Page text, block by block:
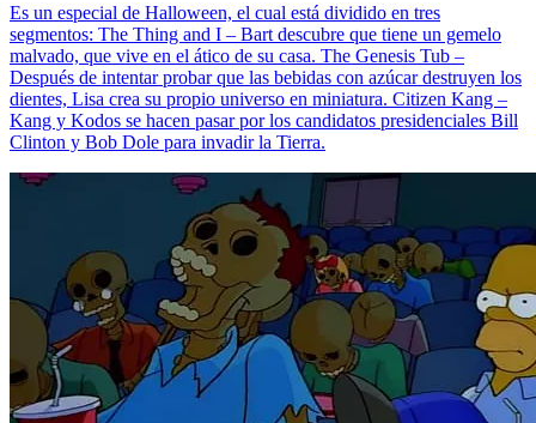
Es un especial de Halloween, el cual está dividido en tres
segmentos: The Thing and I – Bart descubre que tiene un gemelo
malvado, que vive en el ático de su casa. The Genesis Tub –
Después de intentar probar que las bebidas con azúcar destruyen los
dientes, Lisa crea su propio universo en miniatura. Citizen Kang –
Kang y Kodos se hacen pasar por los candidatos presidenciales Bill
Clinton y Bob Dole para invadir la Tierra.